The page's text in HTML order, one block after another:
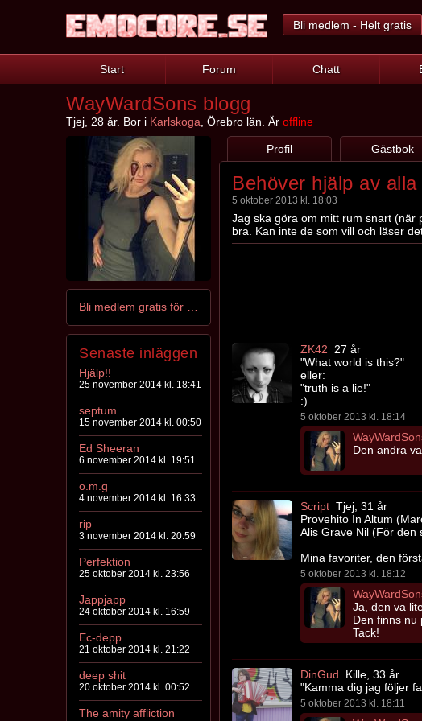
Bli medlem - Helt gratis
Start Forum Chatt
WayWardSons blogg
Tjej, 28 år. Bor i Karlskoga , Örebro län. Är offline
Senaste inläggen
Hjälp!!
25 november 2014 kl. 18:41
septum
15 november 2014 kl. 00:50
Ed Sheeran
6 november 2014 kl. 19:51
o.m.g
4 november 2014 kl. 16:33
rip
3 november 2014 kl. 20:59
Perfektion
25 oktober 2014 kl. 23:56
Jappjapp
24 oktober 2014 kl. 16:59
Ec-depp
21 oktober 2014 kl. 21:22
deep shit
20 oktober 2014 kl. 00:52
The amity affliction
Profil Gästbok
Behöver hjälp av
5 oktober 2013 kl. 18:03
Jag ska göra om mitt rum snart (när
bra. Kan inte de som vill och läser
ZK42
27 år
"What world is this?"
eller:
"truth is a lie!"
:)
5 oktober 2013 kl. 18:14
Den andra
Script Tjej, 31 år
Provehito In Altum
Alis Grave Nil (För den
Mina favoriter, den
5 oktober 2013 kl. 18:12
Ja, den va
Den finns nu
Tack!
DinGud
Kille, 33 år
"Kamma dig jag följer
5 oktober 2013 kl. 18:11